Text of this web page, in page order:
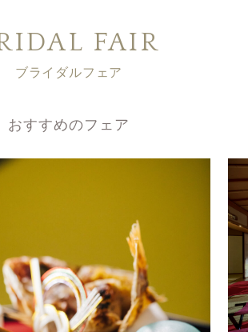
FAIR
ブライダルフェア
おすすめのフェア